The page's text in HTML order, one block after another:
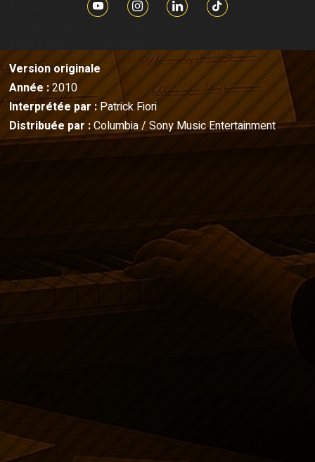
Jean-Jacques Goldman
Version originale
Année :2010
Interprétée par : Patrick Fiori
Distribuée par :Columbia / Sony Music Entertainment